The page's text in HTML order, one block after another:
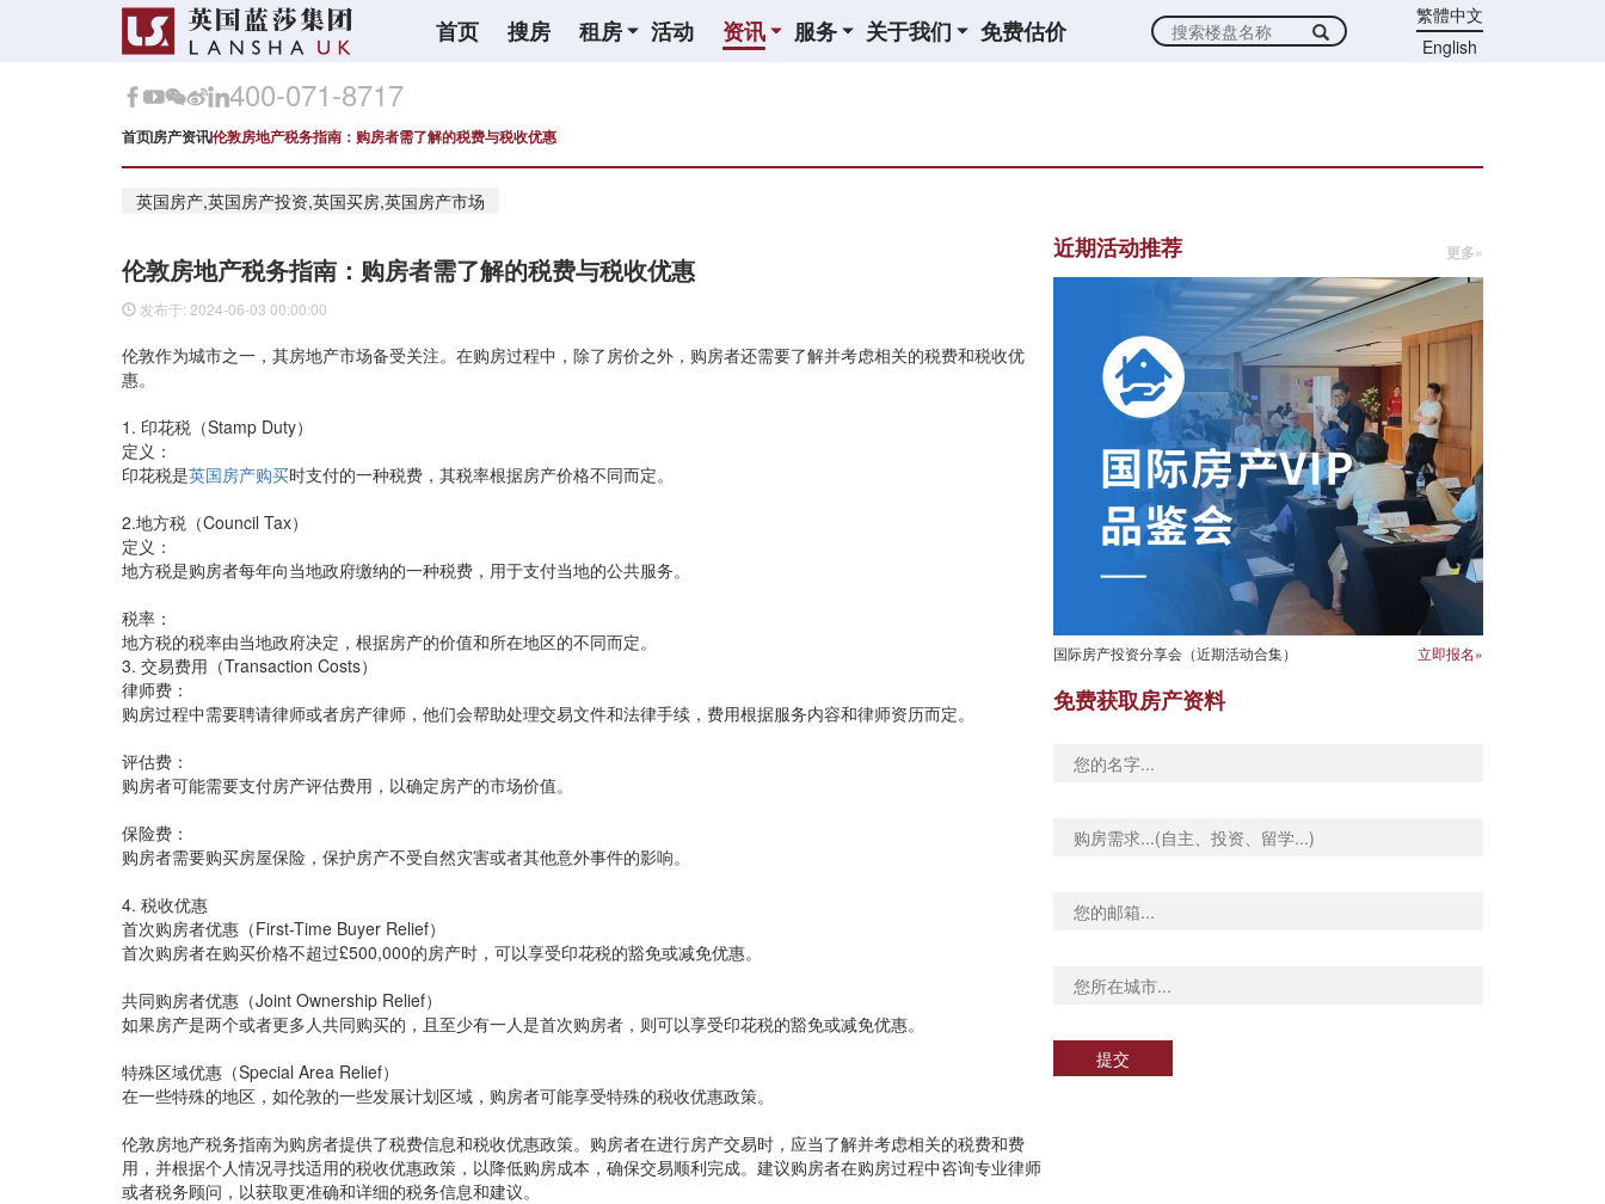
首页 搜房 租房 活动 资讯 服务 关于我们 免费估价
繁體中文
English
400-071-8717
首页房产资讯伦敦房地产税务指南：购房者需了解的税费与税收优惠
英国房产,英国房产投资,英国买房,英国房产市场
伦敦房地产税务指南：购房者需了解的税费与税收优惠
发布于: 2024-06-03 00:00:00
伦敦作为城市之一，其房地产市场备受关注。在购房过程中，除了房价之外，购房者还需要了解并考虑相关的税费和税收优
惠。
1. 印花税（Stamp Duty）
定义：
印花税是英国房产购买时支付的一种税费，其税率根据房产价格不同而定。
2.地方税（Council Tax）
定义：
地方税是购房者每年向当地政府缴纳的一种税费，用于支付当地的公共服务。
税率：
地方税的税率由当地政府决定，根据房产的价值和所在地区的不同而定。
3. 交易费用（Transaction Costs）
律师费：
购房过程中需要聘请律师或者房产律师，他们会帮助处理交易文件和法律手续，费用根据服务内容和律师资历而定。
评估费：
购房者可能需要支付房产评估费用，以确定房产的市场价值。
保险费：
购房者需要购买房屋保险，保护房产不受自然灾害或者其他意外事件的影响。
4. 税收优惠
首次购房者优惠（First-Time Buyer Relief）
首次购房者在购买价格不超过£500,000的房产时，可以享受印花税的豁免或减免优惠。
共同购房者优惠（Joint Ownership Relief）
如果房产是两个或者更多人共同购买的，且至少有一人是首次购房者，则可以享受印花税的豁免或减免优惠。
特殊区域优惠（Special Area Relief）
在一些特殊的地区，如伦敦的一些发展计划区域，购房者可能享受特殊的税收优惠政策。
伦敦房地产税务指南为购房者提供了税费信息和税收优惠政策。购房者在进行房产交易时，应当了解并考虑相关的税费和费
用，并根据个人情况寻找适用的税收优惠政策，以降低购房成本，确保交易顺利完成。建议购房者在购房过程中咨询专业律师
或者税务顾问，以获取更准确和详细的税务信息和建议。
近期活动推荐 更多»
国际房产投资分享会（近期活动合集） 立即报名»
免费获取房产资料
提交